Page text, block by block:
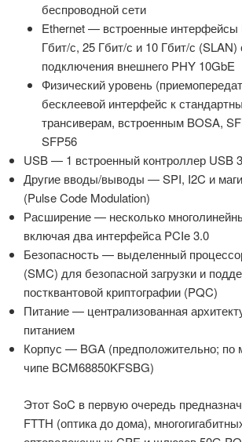
беспроводной сети
Ethernet — встроенные интерфейсы
Гбит/с, 25 Гбит/с и 10 Гбит/с
подключения внешнего PHY 10GbE
Физический уровень
бесклеевой интерфейс к
трансиверам, встроенным BOSA,
SFP56
USB — 1 встроенный контроллер USB
Другие вводы/выводы — SPI, I2C и
(Pulse Code Modulation)
Расширение — несколько
включая два интерфейса PCIe 3.0
Безопасность — выделенный
(SMC) для безопасной загрузки и
постквантовой криптографии (PQC)
Питание — централизованная
питанием
Корпус — BGA (предположительно; по
чипе BCM68850KFSBG)
Этот SoC в первую очередь
FTTH (оптика до дома),